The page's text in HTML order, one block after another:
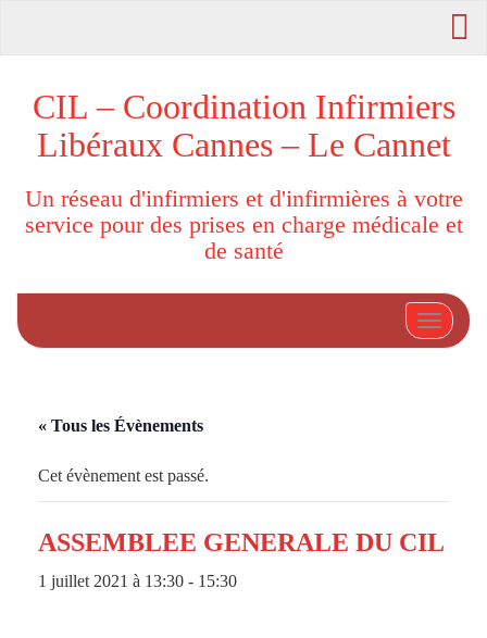
CIL – Coordination Infirmiers
Libéraux Cannes – Le Cannet
Un réseau d'infirmiers et d'infirmières à votre
service pour des prises en charge médicale et
de santé
« Tous les Évènements
Cet évènement est passé.
ASSEMBLEE GENERALE DU CIL
1 juillet 2021 à 13:30 - 15:30